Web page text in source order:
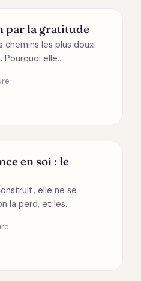
par la gratitude
chemins les plus doux
Pourquoi elle…
en soi : le
elle ne se
la perd, et les…